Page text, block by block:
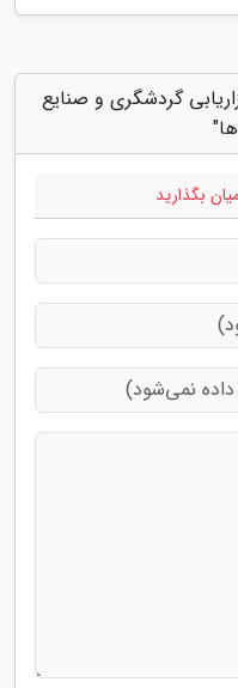
گردشگری و صنایع
بگذارید